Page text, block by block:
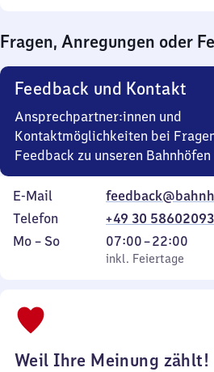
0
Uhr
Fragen, Anregungen oder
Feedback und Kontakt
Ansprechpartner:innen und
Kontaktmöglichkeiten bei
Feedback zu unseren Bahnhöfen
E-Mail
Telefon
+49 30
Montag
Mo – So,
inkl. Feiertage
07:00–22:00
Von
7
inkl. Feiertage
Weil Ihre Meinung zählt!